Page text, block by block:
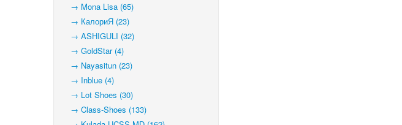
→ Mona Lisa (65)
→ КалориЯ (23)
→ ASHIGULI (32)
→ GoldStar (4)
→ Nayasitun (23)
→ Inblue (4)
→ Lot Shoes (30)
→ Class-Shoes (133)